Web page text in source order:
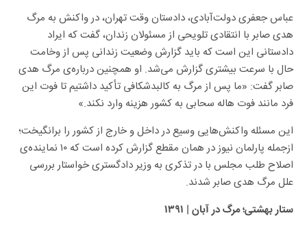
عباس جعفری دولت‌آبادی، دادستان وقت تهران، در واکنش به مرگ
هدی صابر با انتقادی تلویحی از مسئولان زندان، گفت که ایراد
دادستانی این است که باید گزارش وضعیت زندانی پس از وخامت
حال با سرعت بیشتری گزارش می‌شد. او همچنین درباره‌ی مرگ هدی
صابر گفت: «ما پس از مرگ به کالبدشکافی تأکید داشتیم تا فوت این
فرد مانند فوت هاله سحابی به کشور هزینه وارد نکند.»
این مسئله واکنش‌هایی وسیع در داخل و خارج از کشور را برانگیخت؛
ازجمله پارلمان نیوز در همان مقطع گزارش کرده است که ۱۰ نماینده‌ی
اصلاح طلب مجلس با در تذکری به وزیر دادگستری خواستار بررسی
علل مرگ هدی صابر شدند.
ستار بهشتی؛ مرگ در آبان | ۱۳۹۱